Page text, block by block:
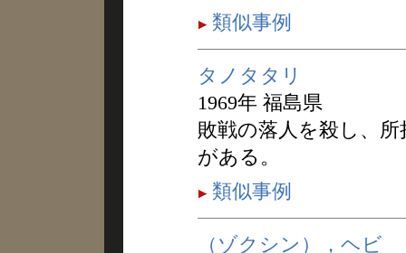
類似事例
タノタタリ
1969年 福島県
敗戦の落人を殺し、
がある。
類似事例
（ゾクシン），ヘビ